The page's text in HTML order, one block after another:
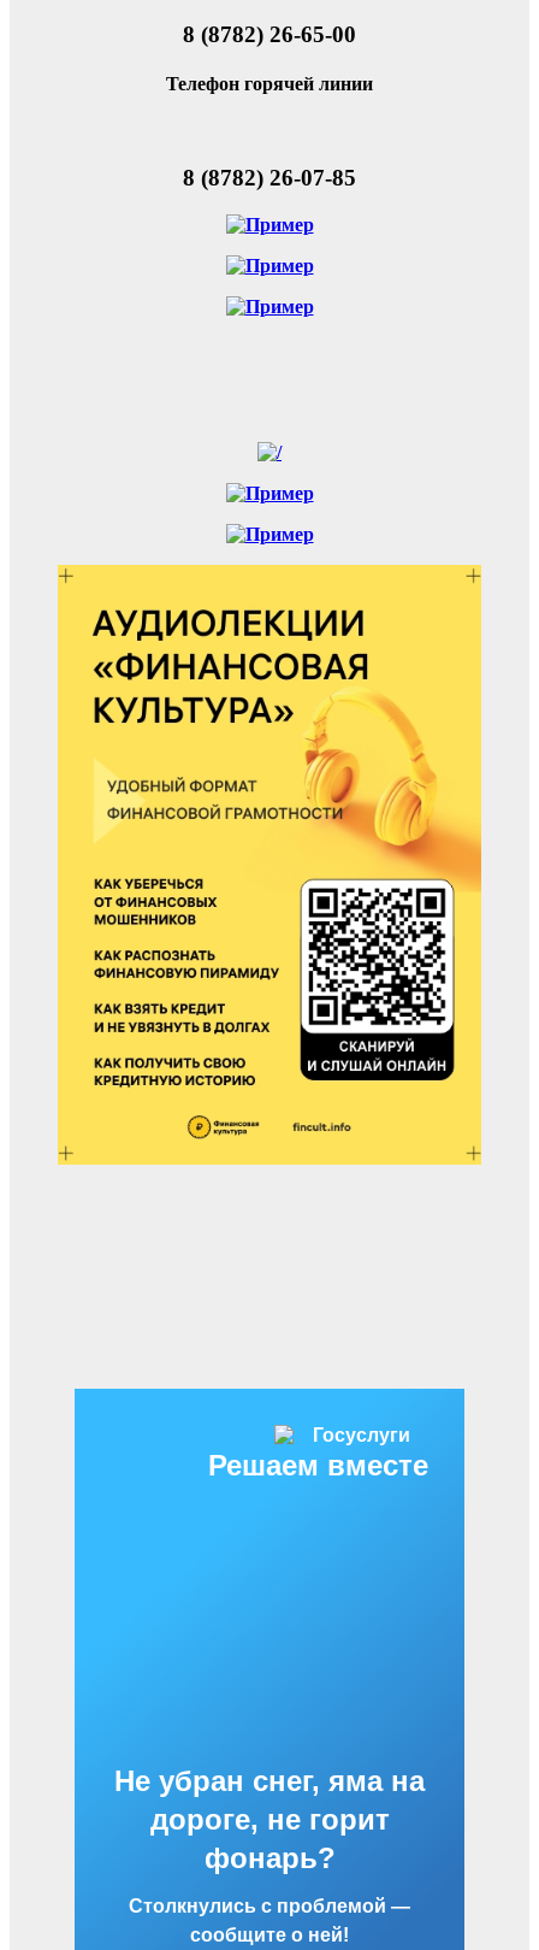
8 (8782) 26-65-00
Телефон горячей линии
8 (8782) 26-07-85
Решаем вместе
Не убран снег, яма на
дороге, не горит
фонарь?
Столкнулись с проблемой —
сообщите о ней!